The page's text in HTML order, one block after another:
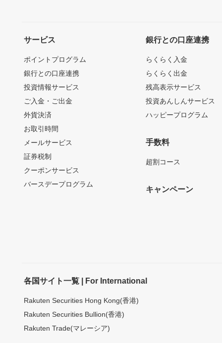
サービス
ポイントプログラム
銀行との口座連携
投資情報サービス
ご入金・ご出金
外貨決済
お取引時間
メールサービス
証券税制
クーポンサービス
バースデープログラム
銀行との口座連携
らくらく入金
らくらく出金
残高表示サービス
投資あんしんサービス
ハッピープログラム
手数料
超割コース
キャンペーン
各国サイト一覧 | For International
Rakuten Securities Hong Kong(香港)
Rakuten Securities Bullion(香港)
Rakuten Trade(マレーシア)